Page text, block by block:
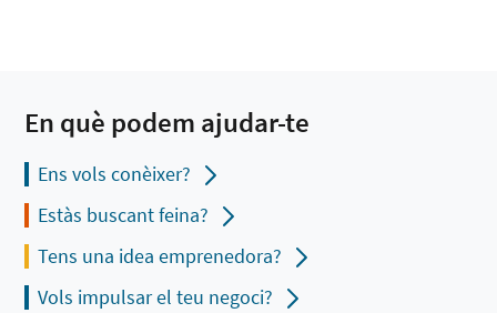
En què podem ajudar-te
Ens vols conèixer?
Estàs buscant feina?
Tens una idea emprenedora?
Vols impulsar el teu negoci?